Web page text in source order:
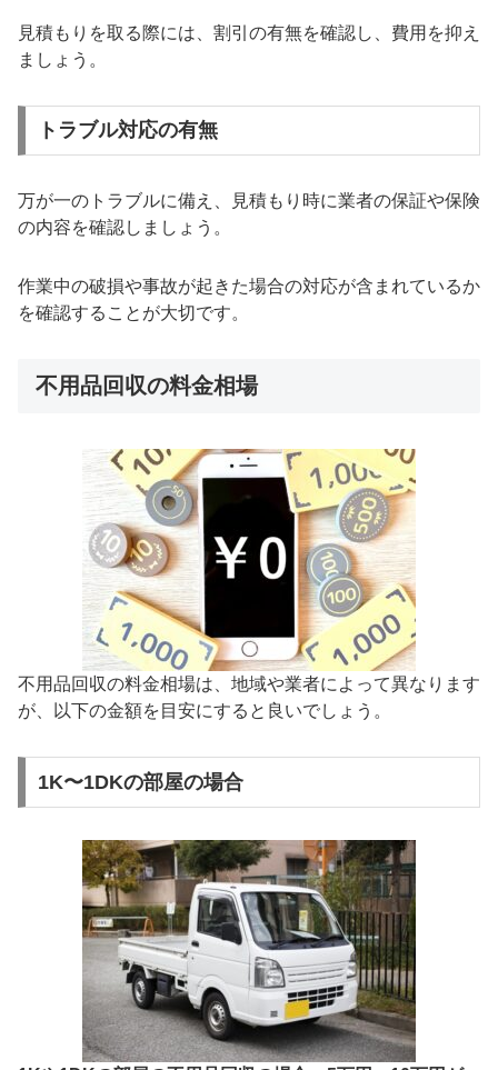
見積もりを取る際には、割引の有無を確認し、費用を抑え
ましょう。
トラブル対応の有無
万が一のトラブルに備え、見積もり時に業者の保証や保険
の内容を確認しましょう。
作業中の破損や事故が起きた場合の対応が含まれているか
を確認することが大切です。
不用品回収の料金相場
不用品回収の料金相場は、地域や業者によって異なります
が、以下の金額を目安にすると良いでしょう。
1K〜1DKの部屋の場合